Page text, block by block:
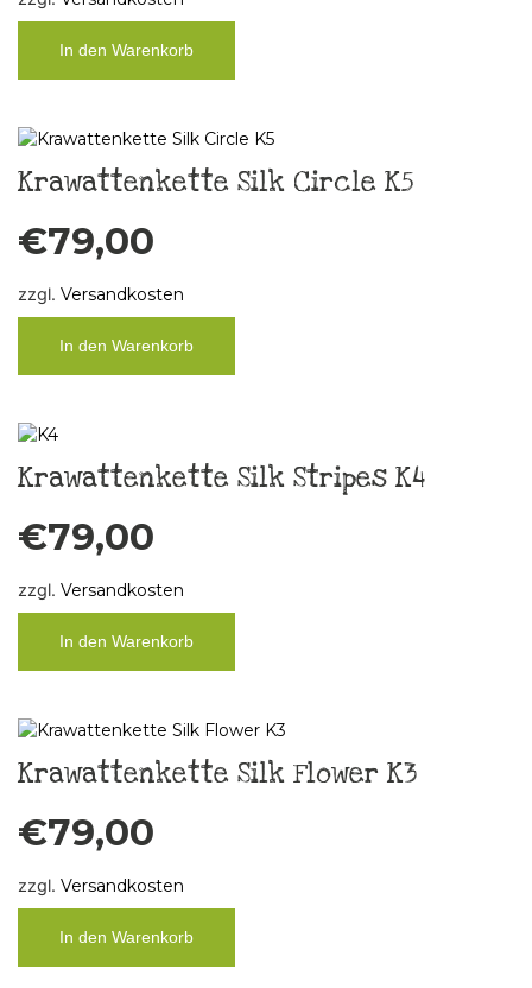
In den Warenkorb
Krawattenkette Silk Circle K5
€79,00
zzgl. Versandkosten
In den Warenkorb
Krawattenkette Silk Stripes K4
€79,00
zzgl. Versandkosten
In den Warenkorb
Krawattenkette Silk Flower K3
€79,00
zzgl. Versandkosten
In den Warenkorb